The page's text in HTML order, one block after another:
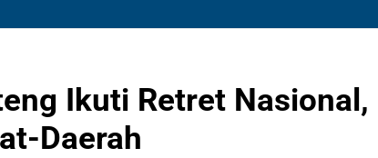
Ikuti Retret Nasional,
Daerah